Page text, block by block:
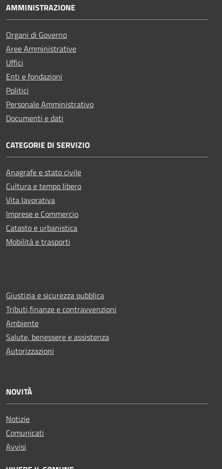
AMMINISTRAZIONE
Organi di Governo
Aree Amministrative
Uffici
Enti e fondazioni
Politici
Personale Amministrativo
Documenti e dati
CATEGORIE DI SERVIZIO
Anagrafe e stato civile
Cultura e tempo libero
Vita lavorativa
Imprese e Commercio
Catasto e urbanistica
Mobilità e trasporti
Giustizia e sicurezza pubblica
Tributi,finanze e contravvenzioni
Ambiente
Salute, benessere e assistenza
Autorizzazioni
NOVITÀ
Notizie
Comunicati
Avvisi